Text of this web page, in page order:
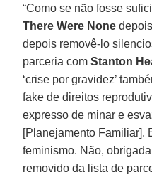
“Como se não fosse
There Were None
depois removê-lo
parceria comStanton
‘crise por gravidez’
fake de direitos
expresso de minar e
[Planejamento Familiar].
feminismo. Não,
removido da lista de